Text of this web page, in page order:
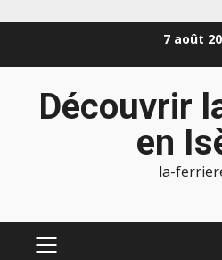
7 août
Découvrir
en
la-
MENU